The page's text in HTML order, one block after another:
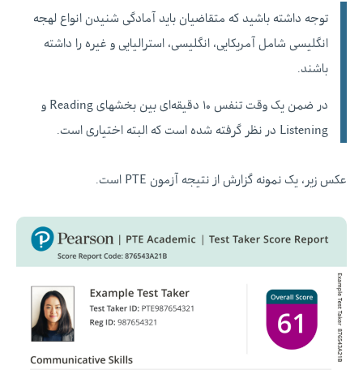
توجه داشته باشید که متقاضیان باید آمادگی شنیدن انواع لهجه
انگلیسی شامل آمریکایی، انگلیسی، استرالیایی و غیره را داشته
باشند.
در ضمن یک وقت تنفس ۱۰ دقیقه‌ای بین بخشهای Reading و
Listening در نظر گرفته شده است که البته اختیاری است.
عکس زیر، یک نمونه گزارش از نتیجه آزمون PTE است.